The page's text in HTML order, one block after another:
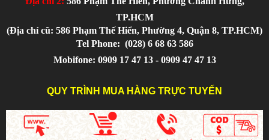
TP.HCM
(Địa chỉ cũ: 586 Phạm Thế Hiển, Phường 4, Quận 8, TP.HCM)
Tel Phone: (028) 6 68 63 586
Mobifone: 0909 17 47 13 - 0909 47 47 13
QUY TRÌNH MUA HÀNG TRỰC TUYẾN